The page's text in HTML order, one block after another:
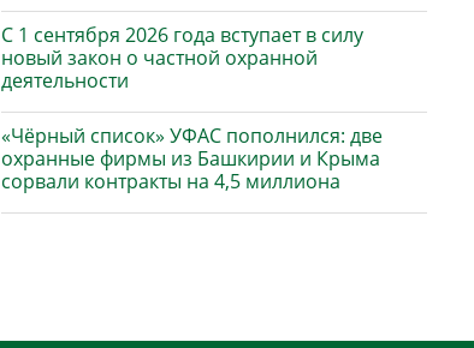
С 1 сентября 2026 года вступает в силу
новый закон о частной охранной
деятельности
«Чёрный список» УФАС пополнился: две
охранные фирмы из Башкирии и Крыма
сорвали контракты на 4,5 миллиона